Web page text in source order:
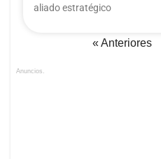
aliado estratégico
« Anteriores
Anuncios.